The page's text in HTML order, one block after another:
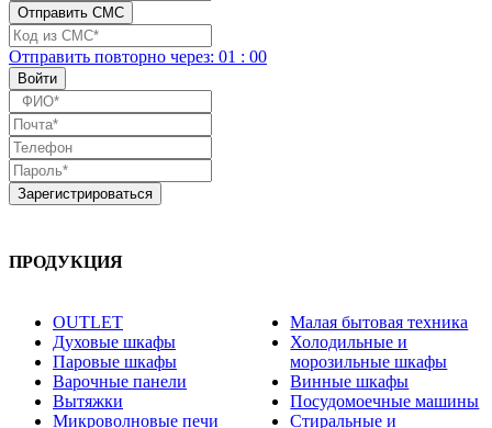
Отправить повторно через: 01 : 00
ПРОДУКЦИЯ
OUTLET
Духовые шкафы
Паровые шкафы
Варочные панели
Вытяжки
Микроволновые печи
Малая бытовая техника
Холодильные и
морозильные шкафы
Винные шкафы
Посудомоечные машины
Стиральные и